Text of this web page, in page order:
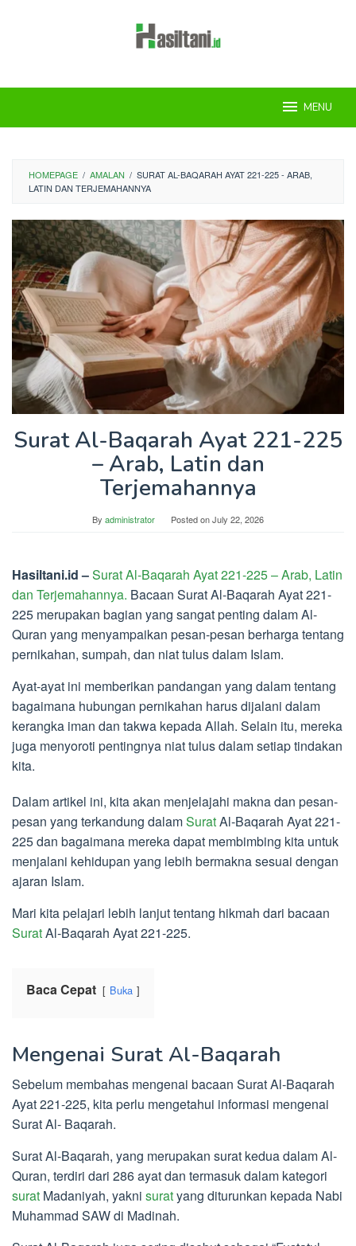
MENU
HOMEPAGE / AMALAN / SURAT AL-BAQARAH AYAT 221-225 - ARAB,
LATIN DAN TERJEMAHANNYA
Surat Al-Baqarah Ayat 221-225
– Arab, Latin dan
Terjemahannya
By administrator Posted onJuly 22, 2026
Hasiltani.id –Surat Al-Baqarah Ayat 221-225 – Arab, Latin
dan Terjemahannya. Bacaan Surat Al-Baqarah Ayat 221-
225 merupakan bagian yang sangat penting dalam Al-
Quran yang menyampaikan pesan-pesan berharga tentang
pernikahan, sumpah, dan niat tulus dalam Islam.
Ayat-ayat ini memberikan pandangan yang dalam tentang
bagaimana hubungan pernikahan harus dijalani dalam
kerangka iman dan takwa kepada Allah. Selain itu, mereka
juga menyoroti pentingnya niat tulus dalam setiap tindakan
kita.
Dalam artikel ini, kita akan menjelajahi makna dan pesan-
pesan yang terkandung dalamSuratAl-Baqarah Ayat 221-
225 dan bagaimana mereka dapat membimbing kita untuk
menjalani kehidupan yang lebih bermakna sesuai dengan
ajaran Islam.
Mari kita pelajari lebih lanjut tentang hikmah dari bacaan
SuratAl-Baqarah Ayat 221-225.
Baca Cepat Buka
Mengenai Surat Al-Baqarah
Sebelum membahas mengenai bacaan Surat Al-Baqarah
Ayat 221-225, kita perlu mengetahui informasi mengenai
Surat Al- Baqarah.
Surat Al-Baqarah, yang merupakan surat kedua dalam Al-
Quran, terdiri dari 286 ayat dan termasuk dalam kategori
surat Madaniyah, yakni suratyang diturunkan kepada Nabi
Muhammad SAW di Madinah.